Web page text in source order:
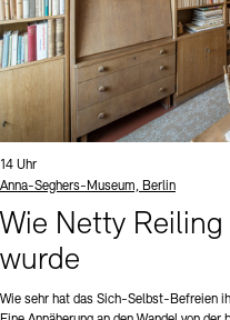
Uhrzeit:
14 Uhr
Standort
Anna-Seghers-Museum, Berlin
Wie Netty
wurde
Wie sehr hat das Sich-Selbst-Befreien